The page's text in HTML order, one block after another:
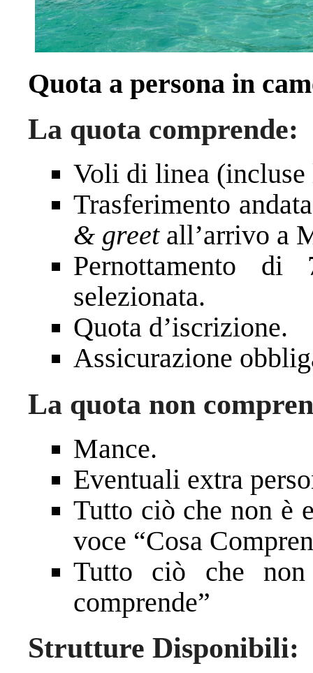
Quota a persona in
La quota comprende:
Voli di linea (incluse
Trasferimento
& greetall’arrivo a
Pernottamento
selezionata.
Quota d’iscrizione.
Assicurazione
La quota non
Mance.
Eventuali extra
Tutto ciò che non è
voce “Cosa
Tutto ciò che
comprende”
Strutture Disponibili: